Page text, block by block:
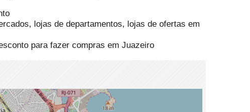
lojas de departamentos, lojas de ofertas em
para fazer compras em Juazeiro